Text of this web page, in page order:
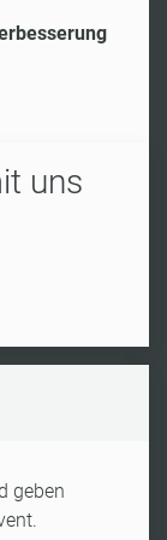
uns
geben